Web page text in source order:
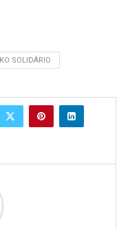
SOLIDÁRIO